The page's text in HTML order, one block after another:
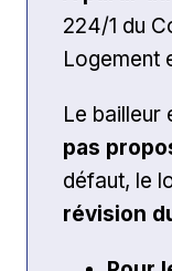
224/1 du
Logement
Le bailleur
pas
défaut, le
révision